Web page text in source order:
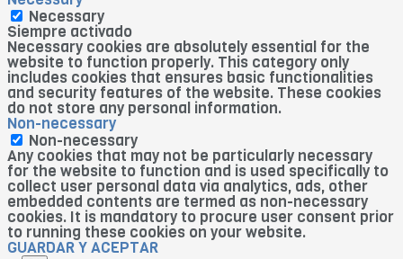
Necessary
Siempre activado
Necessary cookies are absolutely essential for the
website to function properly. This category only
includes cookies that ensures basic functionalities
and security features of the website. These cookies
do not store any personal information.
Non-necessary
Non-necessary
Any cookies that may not be particularly necessary
for the website to function and is used specifically to
collect user personal data via analytics, ads, other
embedded contents are termed as non-necessary
cookies. It is mandatory to procure user consent prior
to running these cookies on your website.
GUARDAR Y ACEPTAR